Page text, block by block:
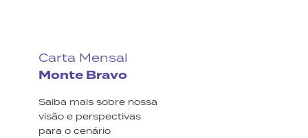
Carta Mensal
Monte Bravo
Saiba mais sobre nossa
visão e perspectivas
para o cenário